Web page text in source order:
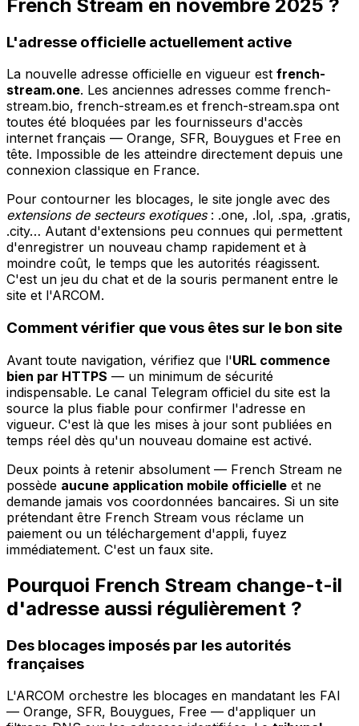
French Stream en novembre 2025 ?
L'adresse officielle actuellement active
La nouvelle adresse officielle en vigueur est french-
stream.one. Les anciennes adresses comme french-
stream.bio, french-stream.es et french-stream.spa ont
toutes été bloquées par les fournisseurs d'accès
internet français — Orange, SFR, Bouygues et Free en
tête. Impossible de les atteindre directement depuis une
connexion classique en France.
Pour contourner les blocages, le site jongle avec des
extensions de secteurs exotiques: .one, .lol, .spa, .gratis,
.city… Autant d'extensions peu connues qui permettent
d'enregistrer un nouveau champ rapidement et à
moindre coût, le temps que les autorités réagissent.
C'est un jeu du chat et de la souris permanent entre le
site et l'ARCOM.
Comment vérifier que vous êtes sur le bon site
Avant toute navigation, vérifiez que l'URL commence
bien par HTTPS — un minimum de sécurité
indispensable. Le canal Telegram officiel du site est la
source la plus fiable pour confirmer l'adresse en
vigueur. C'est là que les mises à jour sont publiées en
temps réel dès qu'un nouveau domaine est activé.
Deux points à retenir absolument — French Stream ne
possède aucune application mobile officielle et ne
demande jamais vos coordonnées bancaires. Si un site
prétendant être French Stream vous réclame un
paiement ou un téléchargement d'appli, fuyez
immédiatement. C'est un faux site.
Pourquoi French Stream change-t-il
d'adresse aussi régulièrement ?
Des blocages imposés par les autorités
françaises
L'ARCOM orchestre les blocages en mandatant les FAI
— Orange, SFR, Bouygues, Free — d'appliquer un